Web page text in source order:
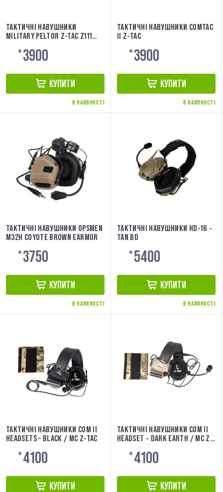
ТАКТИЧНІ НАВУШНИКИ
MILITARY PELTOR Z-TAC Z111
₴ 3900
КУПИТИ
В НАЯВНОСТІ
ТАКТИЧНІ НАВУШНИКИ COMTAC
II Z-TAC
₴ 3900
КУПИТИ
В НАЯВНОСТІ
ТАКТИЧНІ НАВУШНИКИ OPSMEN
M32H COYOTE BROWN EARMOR
₴ 3750
КУПИТИ
В НАЯВНОСТІ
ТАКТИЧНІ НАВУШНИКИ HD-16 -
TAN BD
₴ 5400
КУПИТИ
В НАЯВНОСТІ
ТАКТИЧНІ НАВУШНИКИ COM II
HEADSETS – BLACK / MC Z-TAC
₴ 4100
КУПИТИ
ТАКТИЧНІ НАВУШНИКИ COM II
HEADSET - DARK EARTH / MC Z-
₴ 4100
КУПИТИ